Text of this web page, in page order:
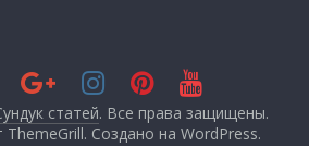
статей. Все права защищены.
ThemeGrill. Создано наWordPress.